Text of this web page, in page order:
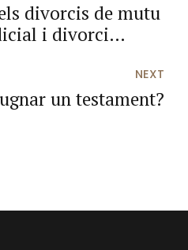
divorcis de mutu
i divorci
NEXT
un testament?